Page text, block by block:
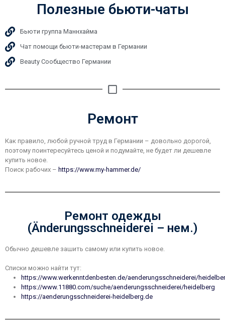
Полезные бьюти-чаты
Бьюти группа Маннхайма
Чат помощи бьюти-мастерам в Германии
Beauty Сообщество Германии
Ремонт
Как правило, любой ручной труд в Германии – довольно дорогой,
поэтому поинтересуйтесь ценой и подумайте, не будет ли дешевле
купить новое.
Поиск рабочих – https://www.my-hammer.de/
Ремонт одежды
(Änderungsschneiderei – нем.)
Обычно дешевле зашить самому или купить новое.
Списки можно найти тут:
https://www.werkenntdenbesten.de/aenderungsschneiderei/
https://www.11880.com/suche/aenderungsschneiderei/heidelberg
https://aenderungsschneiderei-heidelberg.de